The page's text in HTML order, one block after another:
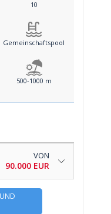
10
Gemeinschaftspool
500-1000 m
VON
90.000 EUR